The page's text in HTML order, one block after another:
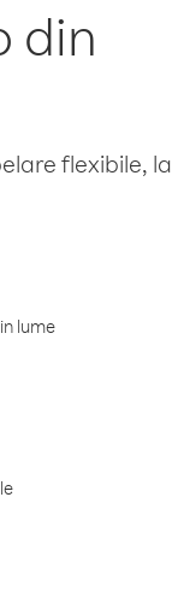
din
flexibile, la
lume